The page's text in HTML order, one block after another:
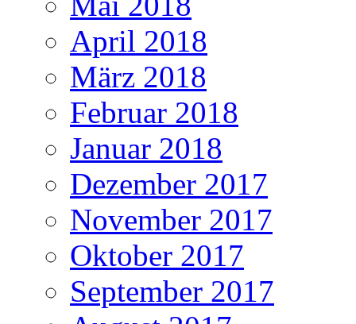
April 2018
März 2018
Februar 2018
Januar 2018
Dezember 2017
November 2017
Oktober 2017
September 2017